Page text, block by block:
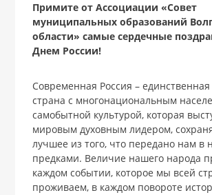
Примите от Ассоциации «Совет
муниципальных образований
области» самые сердечные
Днем России!
Современная Россия –
страна с многонациональным
самобытной культурой, которая
мировым духовным лидером,
лучшее из того, что передано нам в
предками. Величие нашего народа
каждом событии, которое мы всей
проживаем, в каждом повороте